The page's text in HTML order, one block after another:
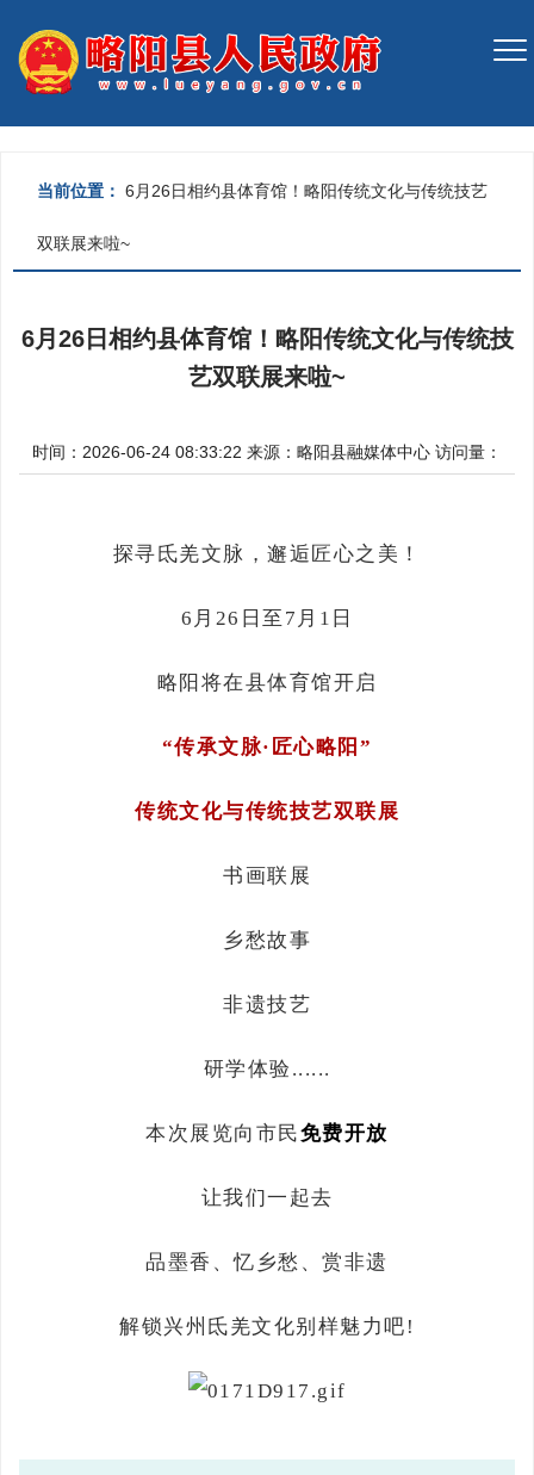
当前位置： 6月26日相约县体育馆！略阳传统文化与传统技艺
双联展来啦~
6月26日相约县体育馆！略阳传统文化与传统技
艺双联展来啦~
时间：2026-06-24 08:33:22 来源： 略阳县融媒体中心 访问量：
探寻氐羌文脉，邂逅匠心之美！
6月26日至7月1日
略阳将在县体育馆开启
“传承文脉·匠心略阳”
传统文化与传统技艺双联展
书画联展
乡愁故事
非遗技艺
研学体验......
本次展览向市民免费开放
让我们一起去
品墨香、忆乡愁、赏非遗
解锁兴州氐羌文化别样魅力吧!